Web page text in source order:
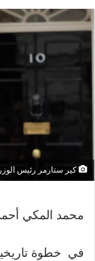
كير ستارمر رئيس
محمد المكي
في خطوة